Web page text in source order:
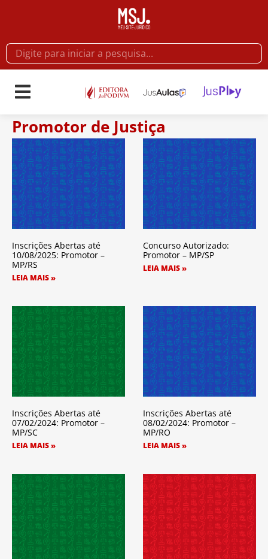
Promotor de Justiça
Inscrições Abertas até
10/08/2025: Promotor –
MP/RS
LEIA MAIS »
Concurso Autorizado:
Promotor – MP/SP
LEIA MAIS »
Inscrições Abertas até
07/02/2024: Promotor –
MP/SC
LEIA MAIS »
Inscrições Abertas até
08/02/2024: Promotor –
MP/RO
LEIA MAIS »